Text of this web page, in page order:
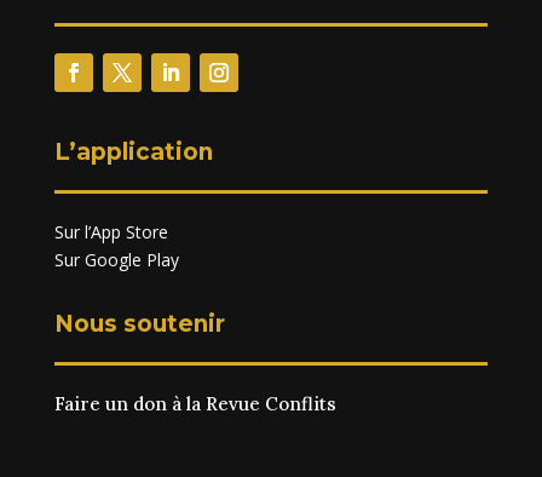
L’application
Sur l’App Store
Sur Google Play
Nous soutenir
Faire un don à la Revue Conflits